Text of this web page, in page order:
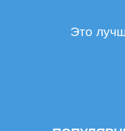
Это